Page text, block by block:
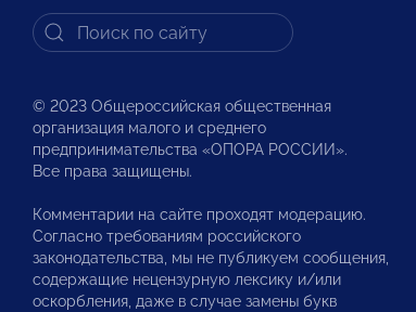
© 2023 Общероссийская общественная
организация малого и среднего
предпринимательства «ОПОРА РОССИИ».
Все права защищены.
Комментарии на сайте проходят модерацию.
Согласно требованиям российского
законодательства, мы не публикуем сообщения,
содержащие нецензурную лексику и/или
оскорбления, даже в случае замены букв